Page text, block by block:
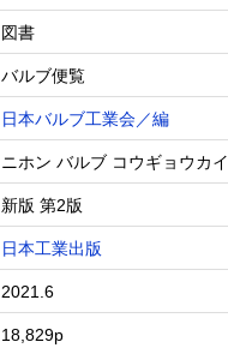
図書
バルブ便覧
日本バルブ工業会／編
ニホン バルブ コウギョウカイ
新版 第2版
日本工業出版
2021.6
18,829p